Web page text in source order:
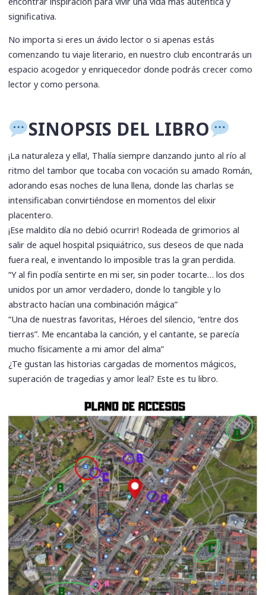
significativa.
No importa si eres un ávido lector o si apenas estás
comenzando tu viaje literario, en nuestro club encontrarás un
espacio acogedor y enriquecedor donde podrás crecer como
lector y como persona.
SINOPSIS DEL LIBRO
¡La naturaleza y ella!, Thalía siempre danzando junto al río al
ritmo del tambor que tocaba con vocación su amado Román,
adorando esas noches de luna llena, donde las charlas se
intensificaban convirtiéndose en momentos del elixir
placentero.
¡Ese maldito día no debió ocurrir! Rodeada de grimorios al
salir de aquel hospital psiquiátrico, sus deseos de que nada
fuera real, e inventando lo imposible tras la gran perdida.
“Y al fin podía sentirte en mi ser, sin poder tocarte… los dos
unidos por un amor verdadero, donde lo tangible y lo
abstracto hacían una combinación mágica”
“Una de nuestras favoritas, Héroes del silencio, “entre dos
tierras”. Me encantaba la canción, y el cantante, se parecía
mucho físicamente a mi amor del alma”
¿Te gustan las historias cargadas de momentos mágicos,
superación de tragedias y amor leal? Este es tu libro.